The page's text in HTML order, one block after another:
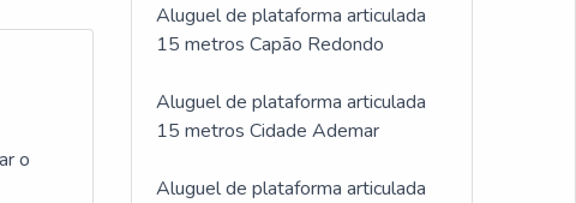
o
Aluguel de plataforma articulada
15 metros Capão Redondo
Aluguel de plataforma articulada
15 metros Cidade Ademar
Aluguel de plataforma articulada